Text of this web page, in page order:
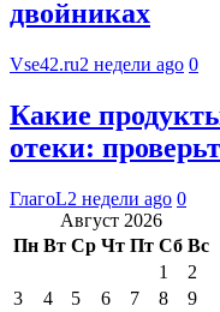
двойниках
Vse42.ru2 недели ago 0
Какие
отеки:
ГлагоL2 недели ago 0
Август 2026
Пн Вт Ср Чт Пт Сб Вс
1
2
3
4 5 6 7 8
9